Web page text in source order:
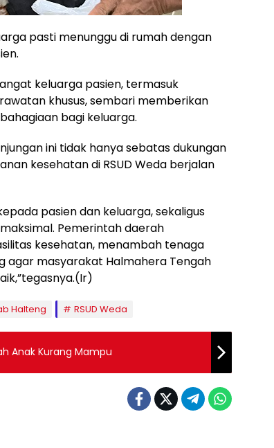
pasti menunggu di rumah dengan
keluarga pasien, termasuk
khusus, sembari memberikan
bagi keluarga.
ini tidak hanya sebatas dukungan
kesehatan di RSUD Weda berjalan
pasien dan keluarga, sekaligus
Pemerintah daerah
kesehatan, menambah tenaga
agar masyarakat Halmahera Tengah
Halteng RSUD Weda
Anak Kurang Mampu